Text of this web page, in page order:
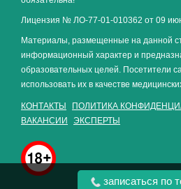
Лицензия № ЛО-77-01-010362 от 09
Материалы, размещенные на данной
информационный характер и
образовательных целей. Посетители
использовать их в качестве
КОНТАКТЫ ПОЛИТИКА
ВАКАНСИИ
ЭКСПЕРТЫ
записаться по